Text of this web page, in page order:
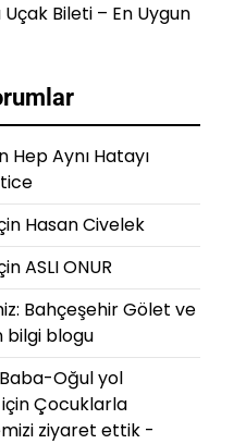
Bileti – En Uygun
Hep Aynı Hatayı
Hasan Civelek
ASLI ONUR
Bahçeşehir Gölet ve
bilgi blogu
Oğul yol
içinÇocuklarla
ziyaret ettik -